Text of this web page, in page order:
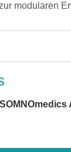
modularen